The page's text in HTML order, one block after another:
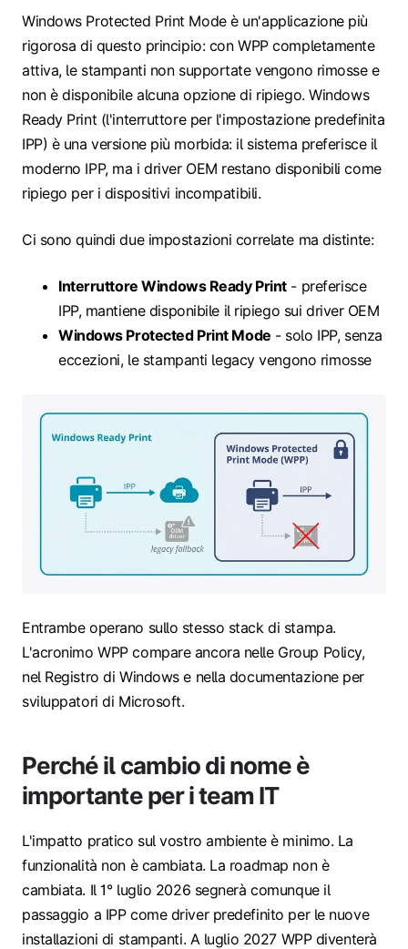
Windows Protected Print Mode è un'applicazione più
rigorosa di questo principio: con WPP completamente
attiva, le stampanti non supportate vengono rimosse e
non è disponibile alcuna opzione di ripiego. Windows
Ready Print (l'interruttore per l'impostazione predefinita
IPP) è una versione più morbida: il sistema preferisce il
moderno IPP, ma i driver OEM restano disponibili come
ripiego per i dispositivi incompatibili.
Ci sono quindi due impostazioni correlate ma distinte:
Interruttore Windows Ready Print- preferisce
IPP, mantiene disponibile il ripiego sui driver OEM
Windows Protected Print Mode - solo IPP, senza
eccezioni, le stampanti legacy vengono rimosse
Entrambe operano sullo stesso stack di stampa.
L'acronimo WPP compare ancora nelle Group Policy,
nel Registro di Windows e nella documentazione per
sviluppatori di Microsoft.
Perché il cambio di nome è
importante per i team IT
L'impatto pratico sul vostro ambiente è minimo. La
funzionalità non è cambiata. La roadmap non è
cambiata. Il 1° luglio 2026 segnerà comunque il
passaggio a IPP come driver predefinito per le nuove
installazioni di stampanti. A luglio 2027 WPP diventerà